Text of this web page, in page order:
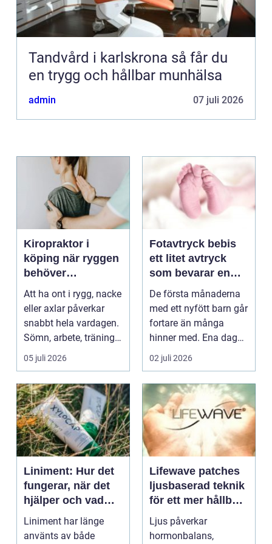
Tandvård i karlskrona så får du
en trygg och hållbar munhälsa
admin 07 juli 2026
Kiropraktor i
köping när ryggen
behöver
professionell hjälp
Att ha ont i rygg, nacke
eller axlar påverkar
snabbt hela vardagen.
Sömn, arbete, träning
och humör ...
05 juli 2026
Fotavtryck bebis
ett litet avtryck
som bevarar en
stor stund
De första månaderna
med ett nyfött barn går
fortare än många
hinner med. Ena dagen
ryms hela foten i...
02 juli 2026
Liniment: Hur det
fungerar, när det
hjälper och vad
man bör tänka på
Liniment har länge
använts av både
Lifewave patches
ljusbaserad teknik
för ett mer hållbart
välbefinnande
Ljus påverkar
hormonbalans,